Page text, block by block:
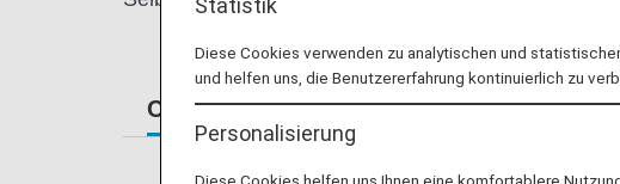
Check-in am Flughafen
Statistik
Diese Cookies verwenden zu analytischen und
und helfen uns, die Benutzererfahrung kontinuierlich zu
Personalisierung
Diese Cookies helfen uns Ihnen eine komfortablere